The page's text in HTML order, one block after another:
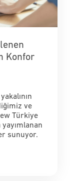
Konfor
ve
Türkiye
yayımlanan
sunuyor.